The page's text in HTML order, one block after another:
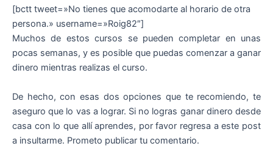
[bctt tweet=»No tienes que acomodarte al horario de otra
persona.» username=»Roig82″]
Muchos de estos cursos se pueden completar en unas
pocas semanas, y es posible que puedas comenzar a ganar
dinero mientras realizas el curso.
De hecho, con esas dos opciones que te recomiendo, te
aseguro que lo vas a lograr. Si no logras ganar dinero desde
casa con lo que allí aprendes, por favor regresa a este post
a insultarme. Prometo publicar tu comentario.